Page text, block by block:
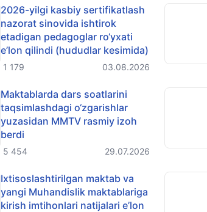
2026-yilgi kasbiy sertifikatlash
nazorat sinovida ishtirok
etadigan pedagoglar ro‘yxati
e’lon qilindi (hududlar kesimida)
1 179 03.08.2026
Maktablarda dars soatlarini
taqsimlashdagi o‘zgarishlar
yuzasidan MMTV rasmiy izoh
berdi
5 454 29.07.2026
Ixtisoslashtirilgan maktab va
yangi Muhandislik maktablariga
kirish imtihonlari natijalari e’lon